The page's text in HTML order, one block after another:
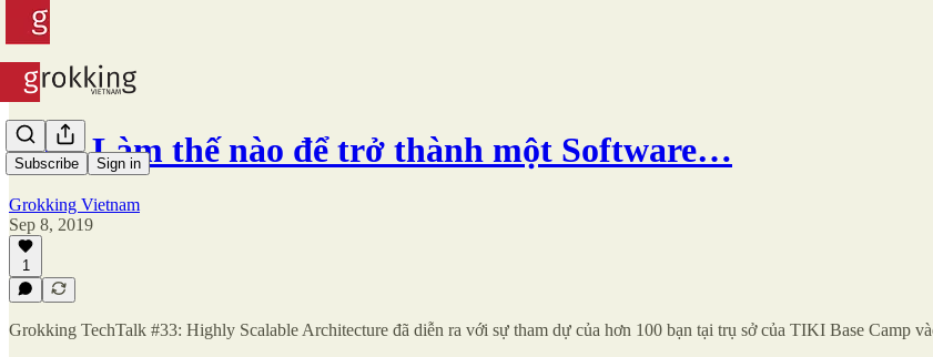
Subscribe Sign in
#86 - Làm thế nào để trở thành một Software…
Grokking Vietnam
Sep 8, 2019
1
Grokking TechTalk #33: Highly Scalable Architecture đã diễn ra với sự tham dự của hơn 100 bạn tại trụ sở của TIKI Base Camp